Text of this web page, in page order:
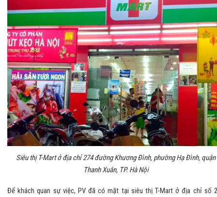
Siêu thị T-Mart ở địa chỉ 274 đường Khương Đình, phường Hạ Đình, quận
Thanh Xuân, TP. Hà Nội
Để khách quan sự việc, PV đã có mặt tại siêu thị T-Mart ở địa chỉ số